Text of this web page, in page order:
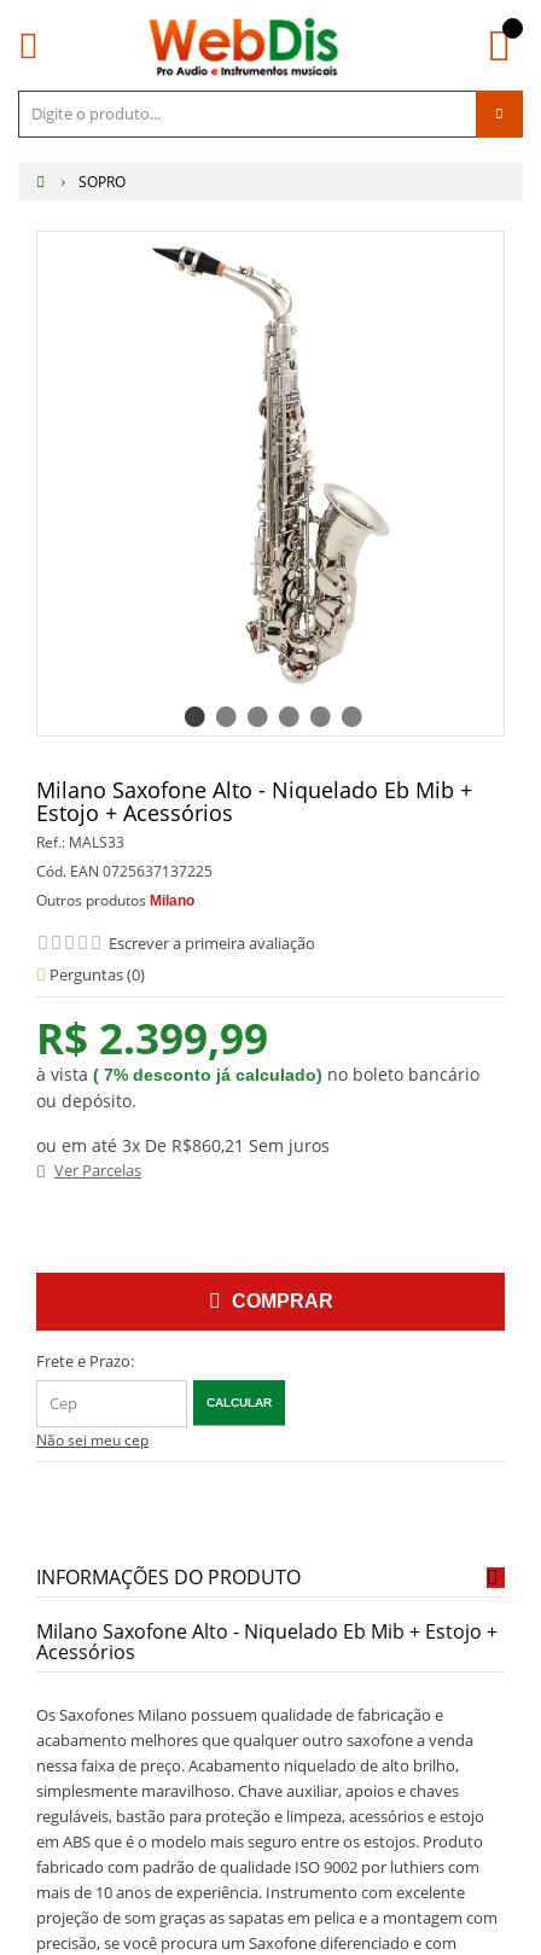
SOPRO
Milano Saxofone Alto - Niquelado Eb Mib +
Estojo + Acessórios
Ref.: MALS33
Cód. EAN 0725637137225
Outros produtos Milano
Escrever a primeira avaliação
Perguntas (0)
R$ 2.399,99
à vista ( 7% desconto já calculado) no boleto bancário
ou depósito.
ou em até 3x De R$860,21 Sem juros
Ver Parcelas
COMPRAR
Frete e Prazo:
CALCULAR
Não sei meu cep
INFORMAÇÕES DO PRODUTO
Milano Saxofone Alto - Niquelado Eb Mib + Estojo +
Acessórios
Os Saxofones Milano possuem qualidade de fabricação e
acabamento melhores que qualquer outro saxofone a venda
nessa faixa de preço. Acabamento niquelado de alto brilho,
simplesmente maravilhoso. Chave auxiliar, apoios e chaves
reguláveis, bastão para proteção e limpeza, acessórios e estojo
em ABS que é o modelo mais seguro entre os estojos. Produto
fabricado com padrão de qualidade ISO 9002 por luthiers com
mais de 10 anos de experiência. Instrumento com excelente
projeção de som graças as sapatas em pelica e a montagem com
precisão, se você procura um Saxofone diferenciado e com